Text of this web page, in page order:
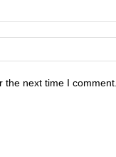
next time I comment.